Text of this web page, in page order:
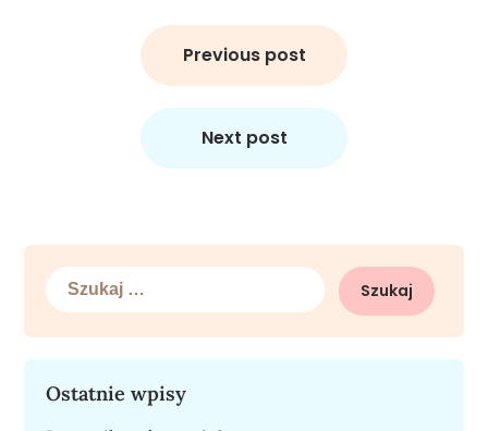
Previous post
Next post
Szukaj:
Ostatnie wpisy